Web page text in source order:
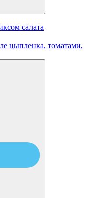
салата
цыпленка, томатами,